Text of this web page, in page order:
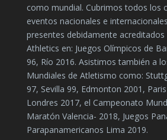
como mundial. Cubrimos todos los
eventos nacionales e
presentes debidamente
Athletics en: Juegos Olímpicos de
96, Río 2016. Asistimos también a
Mundiales de Atletismo como:
97, Sevilla 99, Edmonton 2001,
Londres 2017, el Campeonato
Maratón Valencia- 2018, Juegos
Parapanamericanos Lima 2019.